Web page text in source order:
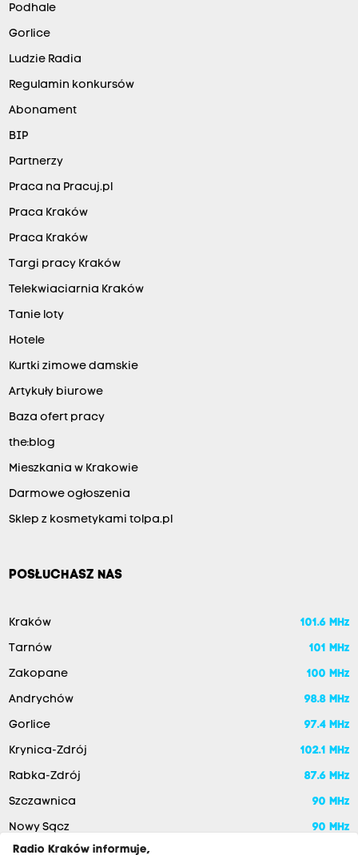
Podhale
Gorlice
Ludzie Radia
Regulamin konkursów
Abonament
BIP
Partnerzy
Praca na Pracuj.pl
Praca Kraków
Praca Kraków
Targi pracy Kraków
Telekwiaciarnia Kraków
Tanie loty
Hotele
Kurtki zimowe damskie
Artykuły biurowe
Baza ofert pracy
the:blog
Mieszkania w Krakowie
Darmowe ogłoszenia
Sklep z kosmetykami tolpa.pl
POSŁUCHASZ NAS
Kraków 101.6 MHz
Tarnów 101 MHz
Zakopane 100 MHz
Andrychów 98.8 MHz
Gorlice 97.4 MHz
Krynica-Zdrój 102.1 MHz
Rabka-Zdrój 87.6 MHz
Szczawnica 90 MHz
Nowy Sącz
90 MHz
Radio Kraków informuje,